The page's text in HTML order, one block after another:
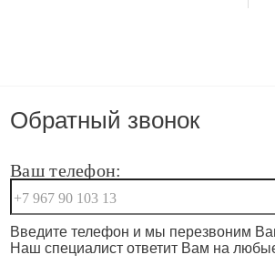
Обратный звонок
Ваш телефон:
Введите телефон и мы перезвоним
Наш специалист ответит Вам на